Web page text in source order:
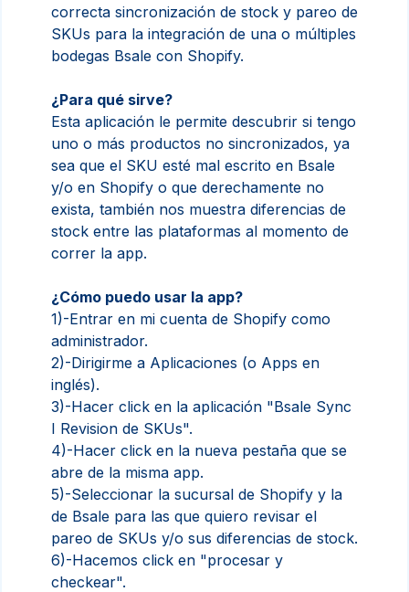
correcta sincronización de stock y pareo de
SKUs para la integración de una o múltiples
bodegas Bsale con Shopify.
¿Para qué sirve?
Esta aplicación le permite descubrir si tengo
uno o más productos no sincronizados, ya
sea que el SKU esté mal escrito en Bsale
y/o en Shopify o que derechamente no
exista, también nos muestra diferencias de
stock entre las plataformas al momento de
correr la app.
¿Cómo puedo usar la app?
1)-Entrar en mi cuenta de Shopify como
administrador.
2)-Dirigirme a Aplicaciones (o Apps en
inglés).
3)-Hacer click en la aplicación "Bsale Sync
I Revision de SKUs".
4)-Hacer click en la nueva pestaña que se
abre de la misma app.
5)-Seleccionar la sucursal de Shopify y la
de Bsale para las que quiero revisar el
pareo de SKUs y/o sus diferencias de stock.
6)-Hacemos click en "procesar y
checkear".